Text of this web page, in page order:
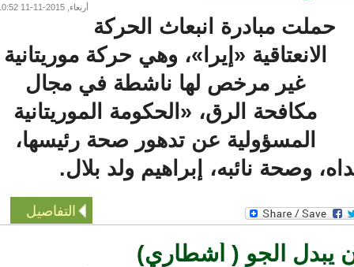
أربعاء, 2015-11-11 10:52
حملت مبادرة انبعاث الحركة
الانعتاقية «إيرا»، وهي حركة موريتانية
غير مرخص لها ناشطة في مجال
مكافحة الرق، «الحكومة الموريتانية
المسؤولية عن تدهور صحة رئيسها،
وصحة نائبه، إبراهيم ولد بلال.
التفاصيل
الجو ( أشطاري)